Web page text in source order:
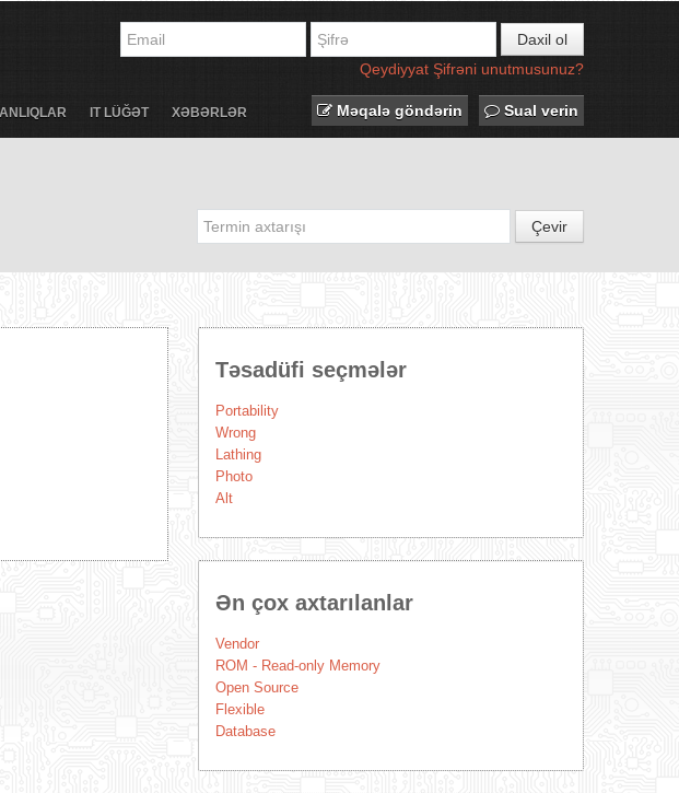
Daxil ol
Qeydiyyat Şifrəni unutmusunuz?
IT LÜĞƏT XƏBƏRLƏR Məqalə göndərin Sual verin
Çevir
Təsadüfi seçmələr
Portability
Wrong
Lathing
Photo
Alt
Ən çox axtarılanlar
Vendor
ROM - Read-only Memory
Open Source
Flexible
Database